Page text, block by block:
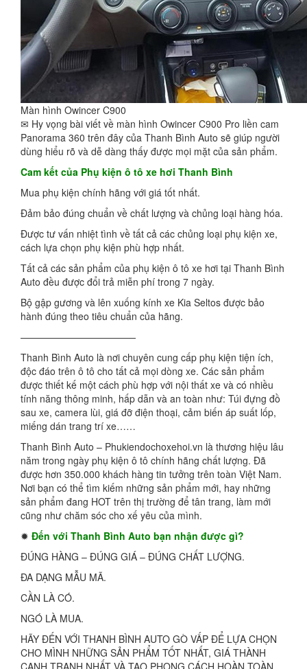
Màn hình Owincer C900
✉ Hy vọng bài viết về màn hình Owincer C900 Pro liền cam
Panorama 360 trên đây của Thanh Bình Auto sẽ giúp người
dùng hiểu rõ và dễ dàng thấy được mọi mặt của sản phẩm.
Cam kết của Phụ kiện ô tô xe hơi Thanh Bình
Mua phụ kiện chính hãng với giá tốt nhất.
Đảm bảo đúng chuẩn về chất lượng và chủng loại hàng hóa.
Được tư vấn nhiệt tình về tất cả các chủng loại phụ kiện xe,
cách lựa chọn phụ kiện phù hợp nhất.
Tất cả các sản phẩm của phụ kiện ô tô xe hơi tại Thanh Bình
Auto đều được đổi trả miễn phí trong 7 ngày.
Bộ gập gương và lên xuống kính xe Kia Seltos được bảo
hành đúng theo tiêu chuẩn của hãng.
————————————
Thanh Bình Auto là nơi chuyên cung cấp phụ kiện tiện ích,
độc đáo trên ô tô cho tất cả mọi dòng xe. Các sản phẩm
được thiết kế một cách phù hợp với nội thất xe và có nhiều
tính năng thông minh, hấp dẫn và an toàn như: Túi đựng đồ
sau xe, camera lùi, giá đỡ điện thoại, cảm biến áp suất lốp,
miếng dán trang trí xe……
Thanh Bình Auto – Phukiendochoxehoi.vn là thương hiệu lâu
năm trong ngày phụ kiện ô tô chính hãng chất lượng. Đã
được hơn 350.000 khách hàng tin tưởng trên toàn Việt Nam.
Nơi bạn có thể tìm kiếm những sản phẩm mới, hay những
sản phẩm đang HOT trên thị trường để tân trang, làm mới
cũng như chăm sóc cho xế yêu của mình.
✹ Đến với Thanh Bình Auto bạn nhận được gì?
ĐÚNG HÀNG – ĐÚNG GIÁ – ĐÚNG CHẤT LƯỢNG.
ĐA DẠNG MẪU MÃ.
CẦN LÀ CÓ.
NGÓ LÀ MUA.
HÃY ĐẾN VỚI THANH BÌNH AUTO GÒ VẤP ĐỂ LỰA CHỌN
CHO MÌNH NHỮNG SẢN PHẨM TỐT NHẤT, GIÁ THÀNH